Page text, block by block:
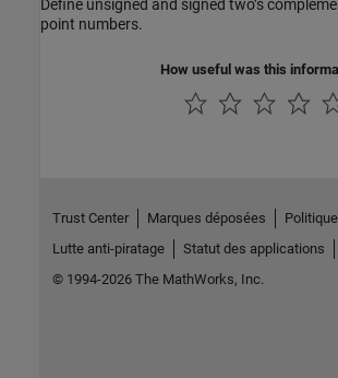
Define unsigned and signed two’s
point numbers.
How useful was this
Trust Center Marques déposées
Lutte anti-piratage
Statut des applications
© 1994-2026 The MathWorks, Inc.